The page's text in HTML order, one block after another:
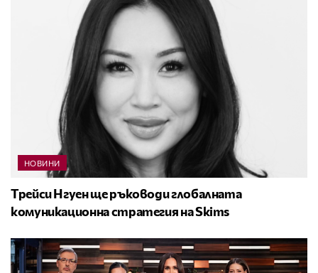
НОВИНИ
Трейси Нгуен ще ръководи глобалната
комуникационна стратегия на Skims